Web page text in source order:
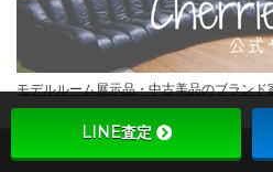
モデルルーム展示品・中古美品のブランド
LINE査定